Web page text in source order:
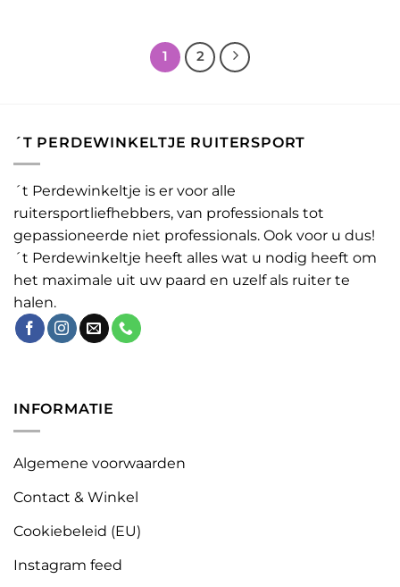
1 2
´T PERDEWINKELTJE RUITERSPORT
´t Perdewinkeltje is er voor alle
ruitersportliefhebbers, van professionals tot
gepassioneerde niet professionals. Ook voor u dus!
´t Perdewinkeltje heeft alles wat u nodig heeft om
het maximale uit uw paard en uzelf als ruiter te
halen.
INFORMATIE
Algemene voorwaarden
Contact & Winkel
Cookiebeleid (EU)
Instagram feed